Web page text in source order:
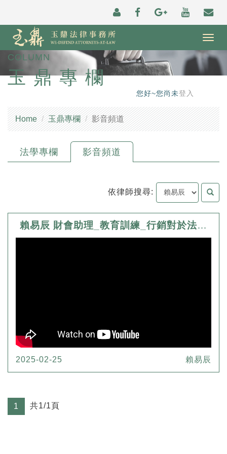
COLUMN
玉鼎專欄
您好~您尚未登入
Home 玉鼎專欄 影音頻道
法學專欄 影音頻道
依律師搜尋:
賴易辰 財會助理_教育訓練_行銷對於法律行業的影響
2025-02-25 賴易辰
1 共1/1頁